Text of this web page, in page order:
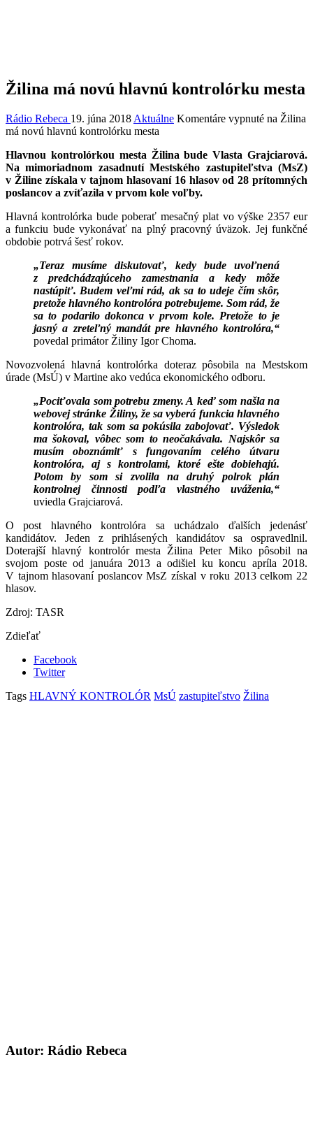
Žilina má novú hlavnú kontrolórku mesta
Rádio Rebeca 19. júna 2018 Aktuálne Komentáre vypnuté na Žilina
má novú hlavnú kontrolórku mesta
Hlavnou kontrolórkou mesta Žilina bude Vlasta Grajciarová.
Na mimoriadnom zasadnutí Mestského zastupiteľstva (MsZ)
v Žiline získala v tajnom hlasovaní 16 hlasov od 28 prítomných
poslancov a zvíťazila v prvom kole voľby.
Hlavná kontrolórka bude poberať mesačný plat vo výške 2357 eur
a funkciu bude vykonávať na plný pracovný úväzok. Jej funkčné
obdobie potrvá šesť rokov.
„Teraz musíme diskutovať, kedy bude uvoľnená
z predchádzajúceho zamestnania a kedy môže
nastúpiť. Budem veľmi rád, ak sa to udeje čím skôr,
pretože hlavného kontrolóra potrebujeme. Som rád, že
sa to podarilo dokonca v prvom kole. Pretože to je
jasný a zreteľný mandát pre hlavného kontrolóra,“
povedal primátor Žiliny Igor Choma.
Novozvolená hlavná kontrolórka doteraz pôsobila na Mestskom
úrade (MsÚ) v Martine ako vedúca ekonomického odboru.
„Pociťovala som potrebu zmeny. A keď som našla na
webovej stránke Žiliny, že sa vyberá funkcia hlavného
kontrolóra, tak som sa pokúsila zabojovať. Výsledok
ma šokoval, vôbec som to neočakávala. Najskôr sa
musím oboznámiť s fungovaním celého útvaru
kontrolóra, aj s kontrolami, ktoré ešte dobiehajú.
Potom by som si zvolila na druhý polrok plán
kontrolnej činnosti podľa vlastného uváženia,“
uviedla Grajciarová.
O post hlavného kontrolóra sa uchádzalo ďalších jedenásť
kandidátov. Jeden z prihlásených kandidátov sa ospravedlnil.
Doterajší hlavný kontrolór mesta Žilina Peter Miko pôsobil na
svojom poste od januára 2013 a odišiel ku koncu apríla 2018.
V tajnom hlasovaní poslancov MsZ získal v roku 2013 celkom 22
hlasov.
Zdroj: TASR
Zdieľať
Facebook
Twitter
Tags HLAVNÝ KONTROLÓR MsÚ zastupiteľstvo Žilina
Autor: Rádio Rebeca